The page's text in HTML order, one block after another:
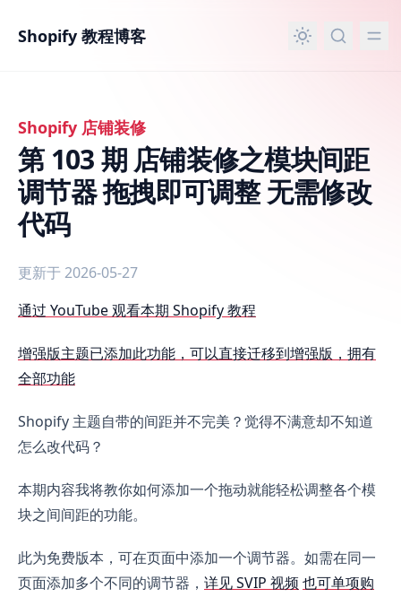
Shopify 教程博客
Shopify 店铺装修
第 103 期 店铺装修之模块间距
调节器 拖拽即可调整 无需修改
代码
更新于 2026-05-27
第 103 期 店铺装修之模块间距调节器 拖拽即可调整 无需修
通过 YouTube 观看本期 Shopify 教程
增强版主题已添加此功能，可以直接迁移到增强版，拥有
全部功能
Shopify 主题自带的间距并不完美？觉得不满意却不知道
怎么改代码？
本期内容我将教你如何添加一个拖动就能轻松调整各个模
块之间间距的功能。
此为免费版本，可在页面中添加一个调节器。如需在同一
页面添加多个不同的调节器， 详见 SVIP 视频 也可单项购